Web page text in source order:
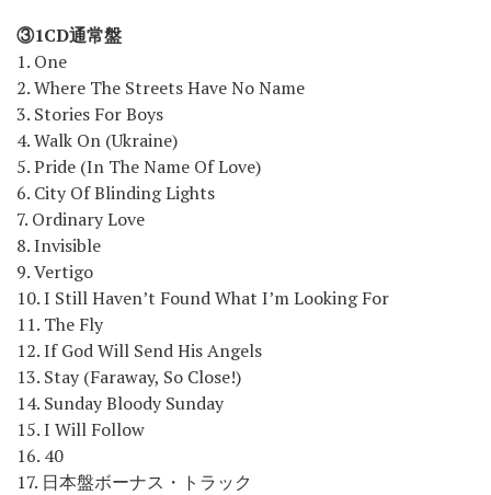
③1CD通常盤
1. One
2. Where The Streets Have No Name
3. Stories For Boys
4. Walk On (Ukraine)
5. Pride (In The Name Of Love)
6. City Of Blinding Lights
7. Ordinary Love
8. Invisible
9. Vertigo
10. I Still Haven’t Found What I’m Looking For
11. The Fly
12. If God Will Send His Angels
13. Stay (Faraway, So Close!)
14. Sunday Bloody Sunday
15. I Will Follow
16. 40
17. 日本盤ボーナス・トラック